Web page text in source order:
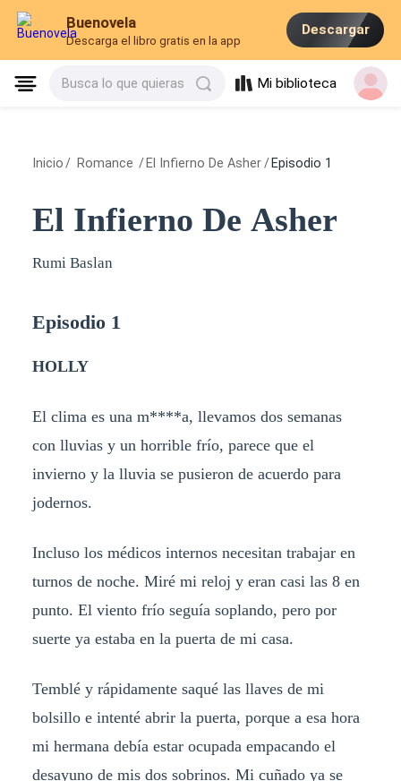
Buenovela
Descarga el libro gratis en la app
Descargar
Busca lo que quieras Mi biblioteca
Inicio / Romance / El Infierno De Asher / Episodio 1
El Infierno De Asher
Rumi Baslan
Episodio 1
HOLLY
El clima es una m****a, llevamos dos semanas
con lluvias y un horrible frío, parece que el
invierno y la lluvia se pusieron de acuerdo para
jodernos.
Incluso los médicos internos necesitan trabajar en
turnos de noche. Miré mi reloj y eran casi las 8 en
punto. El viento frío seguía soplando, pero por
suerte ya estaba en la puerta de mi casa.
Temblé y rápidamente saqué las llaves de mi
bolsillo e intenté abrir la puerta, porque a esa hora
mi hermana debía estar ocupada empacando el
desayuno de mis dos sobrinos. Mi cuñado ya se